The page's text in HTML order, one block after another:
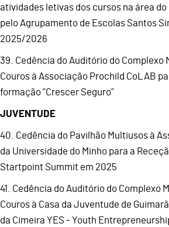
atividades letivas dos cursos na área
pelo Agrupamento de Escolas Santos
2025/2026
39. Cedência do Auditório do Complexo
Couros à Associação Prochild CoLAB
formação “Crescer Seguro”
JUVENTUDE
40. Cedência do Pavilhão Multiusos à
da Universidade do Minho para a
Startpoint Summit em 2025
41. Cedência do Auditório do Complexo
Couros à Casa da Juventude de
da Cimeira YES - Youth